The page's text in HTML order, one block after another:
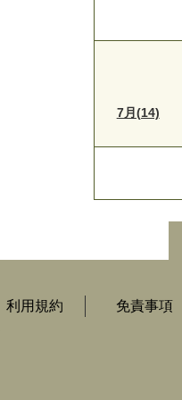
7月(14)
利用規約
免責事項